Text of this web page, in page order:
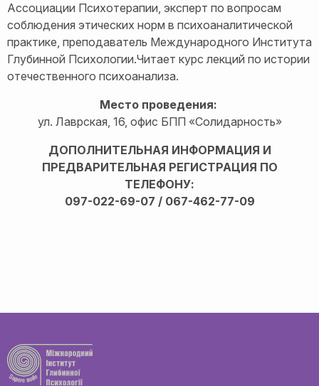
Ассоциации Психотерапии, эксперт по вопросам
соблюдения этических норм в психоаналитической
практике, преподаватель Международного Института
Глубинной Психологии.Читает курс лекций по истории
отечественного психоанализа.
Место проведения:
ул. Лаврская, 16, офис БПП «Солидарность»
ДОПОЛНИТЕЛЬНАЯ ИНФОРМАЦИЯ И
ПРЕДВАРИТЕЛЬНАЯ РЕГИСТРАЦИЯ ПО
ТЕЛЕФОНУ:
097-022-69-07 / 067-462-77-09